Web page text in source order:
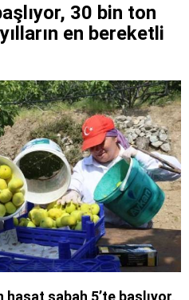
30 bin ton
en bereketli
hasat sabah 5’te başlıyor,